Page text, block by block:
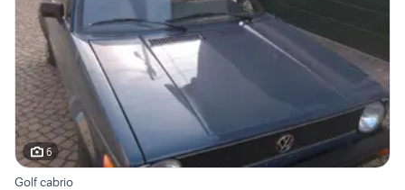
6
Golf cabrio